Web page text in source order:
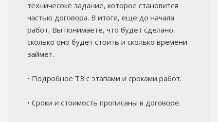
техничесоке задание, которое становится
частью договора. В итоге, еще до начала
работ, Вы понимаете, что будет сделано,
сколько оно будет стоить и сколько времени
займет.
• Подробное ТЗ с этапами и сроками работ.
• Сроки и стоимость прописаны в договоре.